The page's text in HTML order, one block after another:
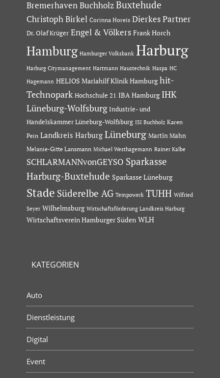
Bremerhaven Buchholz Buxtehude
Christoph Birkel Corinna Horeis Dierkes Partner
Dr. Olaf Krüger Engel & Völkers Frank Horch
Hamburg Hamburger Volksbank Harburg
Harburg Citymanagement Hartmann Haustechnik Haspa HC
Hagemann HELIOS Mariahilf Klinik Hamburg hit-
Technopark Hochschule 21 IBA Hamburg IHK
Lüneburg-Wolfsburg Industrie- und
Handelskammer Lüneburg-Wolfsburg ISI Buchholz Karen
Pein Landkreis Harburg Lüneburg Martin Mahn
Melanie-Gitte Lansmann Michael Westhagemann Rainer Kalbe
SCHLARMANNvonGEYSO Sparkasse
Harburg-Buxtehude Sparkasse Lüneburg
Stade Süderelbe AG Tempowerk TUHH Wilfried
Seyer Wilhelmsburg Wirtschaftsförderung Landkreis Harburg
Wirtschaftsverein Hamburger Süden WLH
KATEGORIEN
Auto
Dienstleistung
Digital
Event